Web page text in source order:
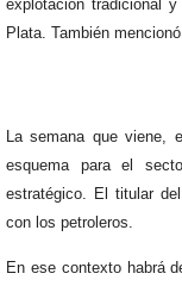
explotación tradicional
Plata. También
La semana que viene,
esquema para el
estratégico. El titular
con los petroleros.
En ese contexto habrá